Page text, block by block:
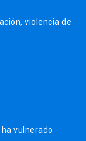
violencia de
vulnerado